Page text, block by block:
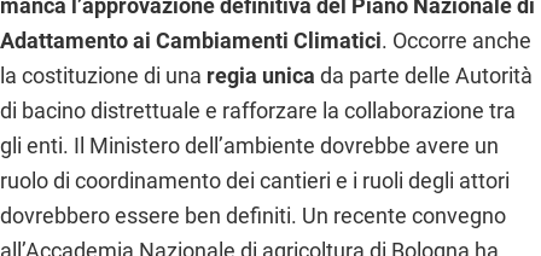
Adattamento ai Cambiamenti Climatici. Occorre anche
la costituzione di una regia unica da parte delle Autorità
di bacino distrettuale e rafforzare la collaborazione tra
gli enti. Il Ministero dell’ambiente dovrebbe avere un
ruolo di coordinamento dei cantieri e i ruoli degli attori
dovrebbero essere ben definiti. Un recente convegno
all’Accademia Nazionale di agricoltura di Bologna ha